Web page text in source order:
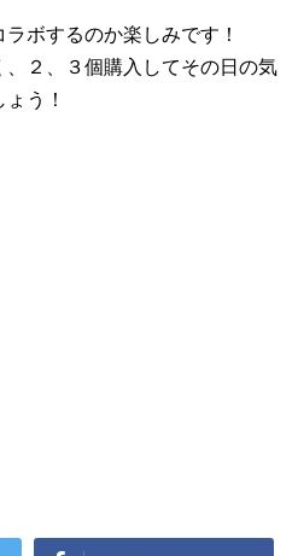
ボするのか楽しみです！
、２、３個購入してその日の気
う！